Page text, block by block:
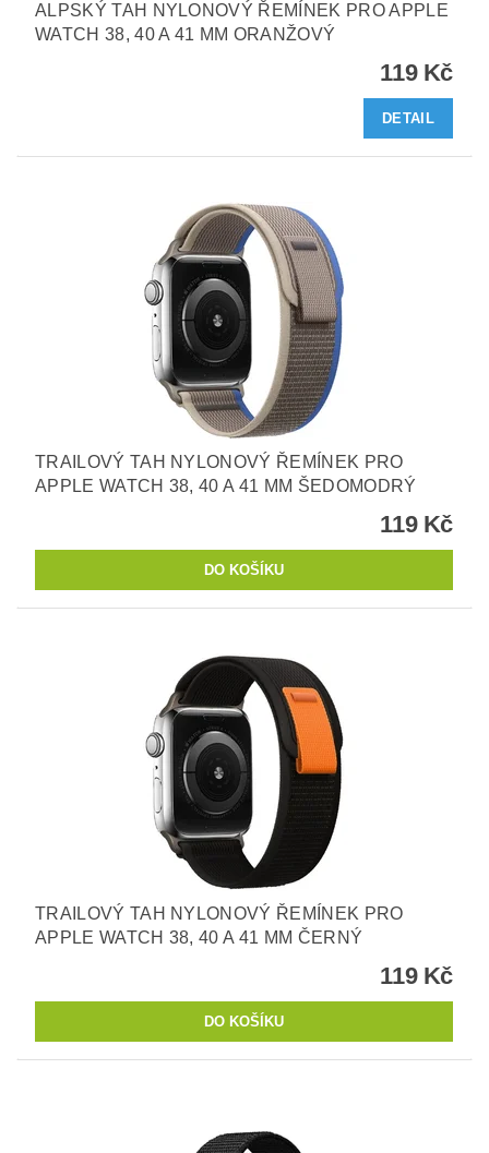
ALPSKÝ TAH NYLONOVÝ ŘEMÍNEK PRO APPLE
WATCH 38, 40 A 41 MM ORANŽOVÝ
119 Kč
DETAIL
TRAILOVÝ TAH NYLONOVÝ ŘEMÍNEK PRO
APPLE WATCH 38, 40 A 41 MM ŠEDOMODRÝ
119 Kč
TRAILOVÝ TAH NYLONOVÝ ŘEMÍNEK PRO
APPLE WATCH 38, 40 A 41 MM ČERNÝ
119 Kč